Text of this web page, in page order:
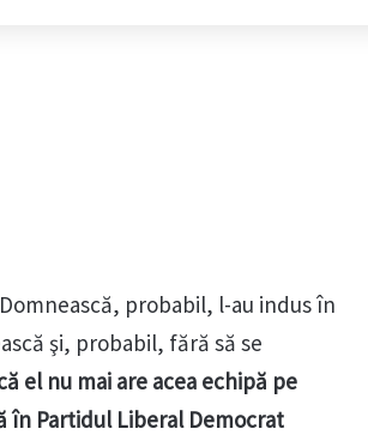
probabil, l-au indus în
şi, probabil, fără să se
el nu mai are acea echipă pe
în Partidul Liberal Democrat